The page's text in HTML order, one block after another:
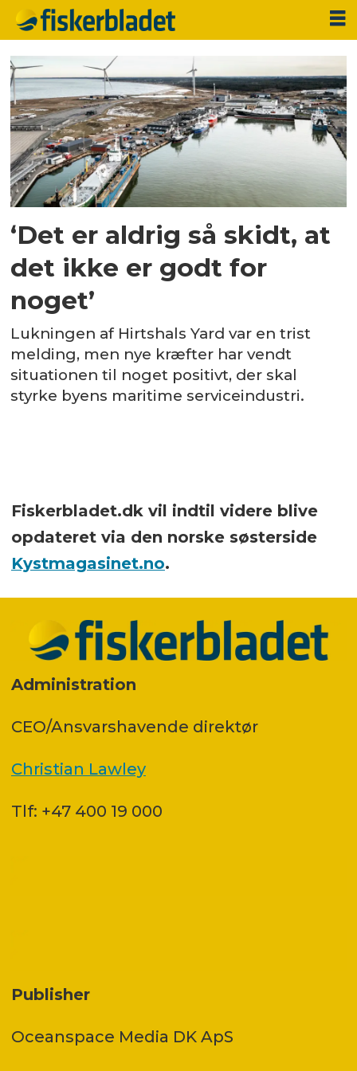
Tag:
fusion
‘Det er aldrig så skidt, at
det ikke er godt for
noget’
Lukningen af Hirtshals Yard var en trist
melding, men nye kræfter har vendt
situationen til noget positivt, der skal
styrke byens maritime serviceindustri.
Fiskerbladet.dk vil indtil videre blive
opdateret via den norske søsterside
Kystmagasinet.no.
Administration
CEO/Ansvarshavende direktør
Christian Lawley
Tlf: +47 400 19 000
Publisher
Oceanspace Media DK ApS